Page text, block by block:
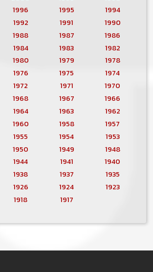
1996 1995
1994
1992 1991
1990
1988 1987
1986
1984 1983
1982
1980 1979
1978
1976 1975
1974
1972 1971
1970
1968 1967
1966
1964 1963
1962
1960 1958
1957
1955 1954
1953
1950 1949
1948
1944 1941
1940
1938 1937
1935
1926 1924
1923
1918 1917